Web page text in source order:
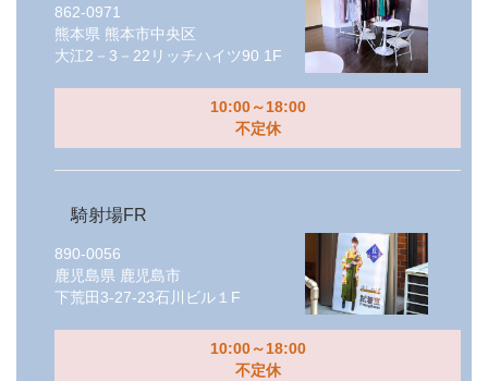
862-0971
熊本県 熊本市中央区
大江2－3－22リッチハイツ90 1F
10:00～18:00
不定休
騎射場FR
890-0056
鹿児島県 鹿児島市
下荒田3-27-23石川ビル１F
10:00～18:00
不定休